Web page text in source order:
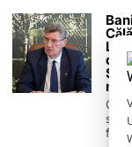
TERMENI ȘI CONDIȚII
PUBLICITATE
noi
să